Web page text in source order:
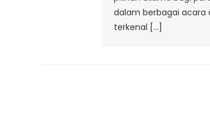
dalam berbagai acara
terkenal […]